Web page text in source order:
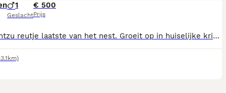
1
Geslacht
€ 500
Prijs
Lief shihtzu reutje laatste van het nest. Groeit op in huiselijke kring met kinderen en andere dieren is al zo goedals zindelijk doordat huj al met mee na buiten gaat Is een vrolijke speelse pup die graag met je knuffeld mocht er een klik zijn mag hij gelijk mee